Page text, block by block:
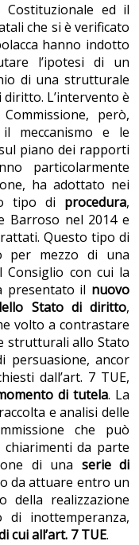
Costituzionale ed il
che si è verificato
hanno indotto
l’ipotesi di un
di una strutturale
L’intervento è
però,
il meccanismo e le
piano dei rapporti
particolarmente
ha adottato nei
tipo di procedura,
Barroso nel 2014 e
Questo tipo di
per mezzo di una
Consiglio con cui la
presentato il nuovo
Stato di diritto,
volto a contrastare
strutturali allo Stato
persuasione, ancor
dall’art. 7 TUE,
di tutela. La
e analisi delle
che può
da parte
di una serie di
da attuare entro un
della realizzazione
di inottemperanza,
cui all’art. 7 TUE.